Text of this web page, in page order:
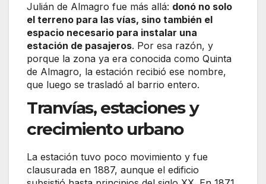
Julián de Almagro fue más allá: donó no solo
el terreno para las vías, sino también el
espacio necesario para instalar una
estación de pasajeros. Por esa razón, y
porque la zona ya era conocida como Quinta
de Almagro, la estación recibió ese nombre,
que luego se trasladó al barrio entero.
Tranvías, estaciones y
crecimiento urbano
La estación tuvo poco movimiento y fue
clausurada en 1887, aunque el edificio